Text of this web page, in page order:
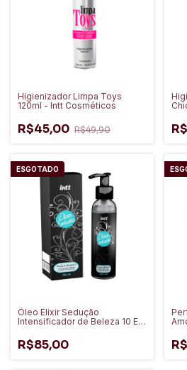
Higienizador Limpa Toys
120ml - Intt Cosméticos
R$45,00 R$49,90
ESGOTADO
Óleo Elixir Sedução
Intensificador de Beleza 10 Em
R$85,00